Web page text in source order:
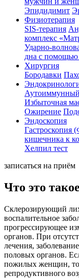
Эпидидимит
Физиoтepaпия
SIS-терапия
комплекс
Ударно-
дна с
Хирургия
Бородавки
Избыточная
Ожирение
Эндоскопия
Гастроскопия
кишечника к
Хелпил тест
записаться на приём
Что это
Склерозирующий
воспалительное
прогрессирующее
органов. При
лечения,
половых органов.
пожилых женщин, то
репродуктивного